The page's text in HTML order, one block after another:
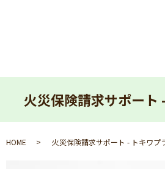
火災保険請求サポート
HOME 火災保険請求サポート - トキワプ